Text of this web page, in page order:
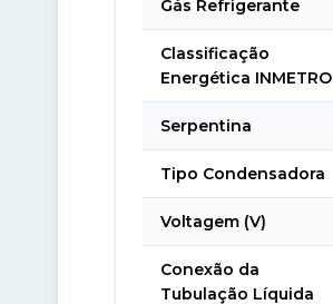
Gás Refrigerante
Classificação
Energética INMETRO
Serpentina
Tipo Condensadora
Voltagem (V)
Conexão da
Tubulação Líquida